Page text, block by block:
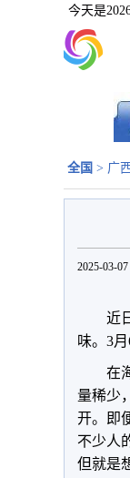
今天是
全国 > 广
2025-03-
近
味。3
在
量稀少
开。即
不少人
但就是